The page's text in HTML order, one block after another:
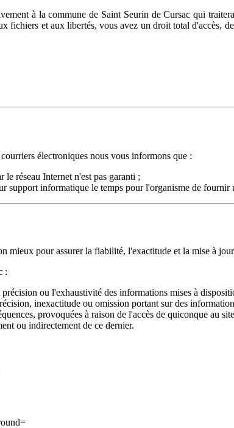
à la commune de Saint Seurin de Cursac qui
fichiers et aux libertés, vous avez un droit total d'accès,
électroniques nous vous informons que :
le réseau Internet n'est pas garanti ;
support informatique le temps pour l'organisme de fournir
mieux pour assurer la fiabilité, l'exactitude et la mise à
:
ou l'exhaustivité des informations mises à
inexactitude ou omission portant sur des
provoquées à raison de l'accès de quiconque
ou indirectement de ce dernier.